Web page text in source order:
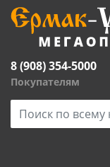
8 (908) 354-5000
Покупателям